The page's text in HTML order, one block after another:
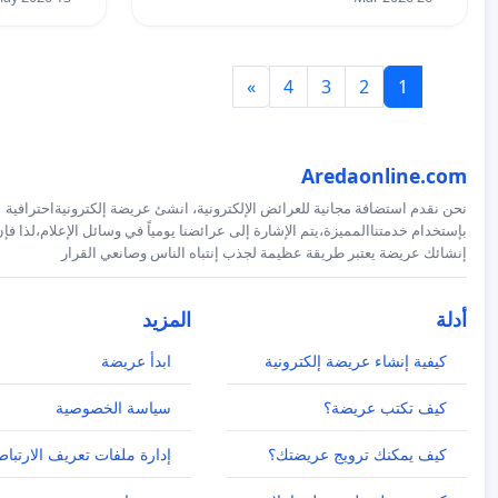
1
2
3
4
»
Aredaonline.com
نحن نقدم استضافة مجانية للعرائض الإلكترونية، انشئ عريضة إلكترونيةاحترافية
بإستخدام خدمتناالمميزة،يتم الإشارة إلى عرائضنا يومياً في وسائل الإعلام،لذا
إنشائك عريضة يعتبر طريقة عظيمة لجذب إنتباه الناس وصانعي القرار
أدلة
كيفية إنشاء عريضة إلكترونية
كيف تكتب عريضة؟
كيف يمكنك ترويج عريضتك؟
المزيد
ابدأ عريضة
سياسة الخصوصية
إدارة ملفات تعريف